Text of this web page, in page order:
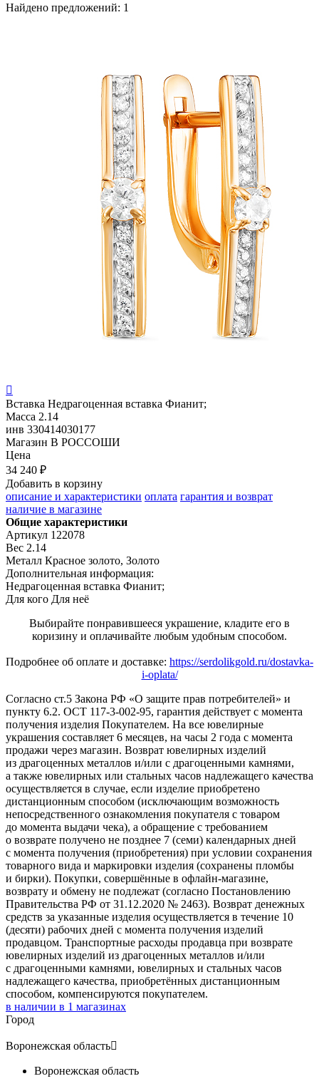
Найдено предложений: 1

Вставка Недрагоценная вставка Фианит;
Масса 2.14
инв 330414030177
Магазин В РОССОШИ
Цена
34 240 ₽
Добавить в корзину
описание и характеристики оплата гарантия и возврат
наличие в магазине
Общие характеристики
Артикул 122078
Вес 2.14
Металл Красное золото, Золото
Дополнительная информация:
Недрагоценная вставка Фианит;
Для кого Для неё
Выбирайте понравившееся украшение, кладите его в
коризину и оплачивайте любым удобным способом.
Подробнее об оплате и доставке: https://serdolikgold.ru/dostavka-
i-oplata/
Согласно ст.5 Закона РФ «О защите прав потребителей» и
пункту 6.2. ОСТ 117-3-002-95, гарантия действует с момента
получения изделия Покупателем. На все ювелирные
украшения составляет 6 месяцев, на часы 2 года с момента
продажи через магазин. Возврат ювелирных изделий
из драгоценных металлов и/или с драгоценными камнями,
а также ювелирных или стальных часов надлежащего качества
осуществляется в случае, если изделие приобретено
дистанционным способом (исключающим возможность
непосредственного ознакомления покупателя с товаром
до момента выдачи чека), а обращение с требованием
о возврате получено не позднее 7 (семи) календарных дней
с момента получения (приобретения) при условии сохранения
товарного вида и маркировки изделия (сохранены пломбы
и бирки). Покупки, совершённые в офлайн-магазине,
возврату и обмену не подлежат (согласно Постановлению
Правительства РФ от 31.12.2020 № 2463). Возврат денежных
средств за указанные изделия осуществляется в течение 10
(десяти) рабочих дней с момента получения изделий
продавцом. Транспортные расходы продавца при возврате
ювелирных изделий из драгоценных металлов и/или
с драгоценными камнями, ювелирных и стальных часов
надлежащего качества, приобретённых дистанционным
способом, компенсируются покупателем.
в наличии в 1 магазинах
Город
Воронежская область
Воронежская область